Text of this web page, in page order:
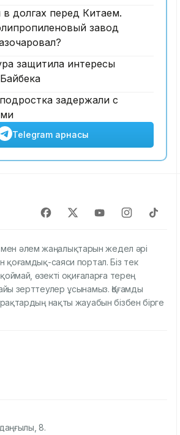
уши в долгах перед Китаем.
завод
защитила интересы
задержали с
Telegram арнасы
мен әлем жаңалықтарын жедел әрі
қоғамдық-саяси портал. Біз тек
өзекті оқиғаларға терең
зерттеулер ұсынамыз. Қоғамды
нақты жауабын бізбен бірге
8.